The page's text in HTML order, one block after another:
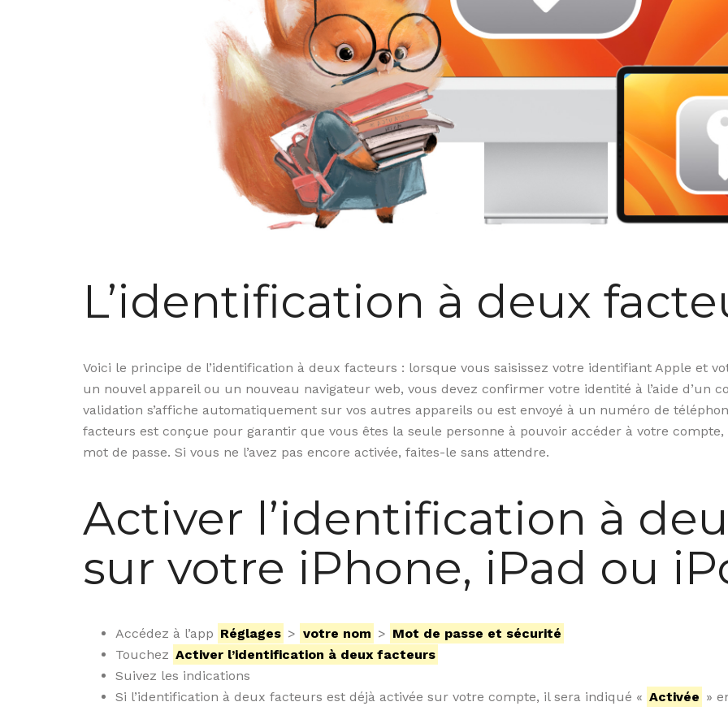
L’identification à deux
Voici le principe de l’identification à deux facteurs : lorsque vous saisissez votre identifiant Apple et
un nouvel appareil ou un nouveau navigateur web, vous devez confirmer votre identité à l’aide d’un
validation s’affiche automatiquement sur vos autres appareils ou est envoyé à un numéro de
facteurs est conçue pour garantir que vous êtes la seule personne à pouvoir accéder à votre
mot de passe. Si vous ne l’avez pas encore activée, faites-le sans attendre.
Activer l’identification à
sur votre iPhone, iPad ou
Accédez à l’app Réglages > votre nom > Mot de passe et sécurité
Touchez Activer l’identification à deux facteurs
Suivez les indications
Si l’identification à deux facteurs est déjà activée sur votre compte, il sera indiqué « Activée »